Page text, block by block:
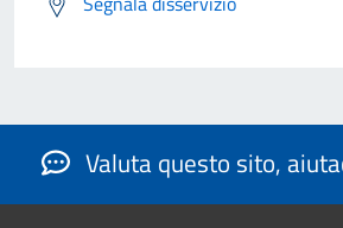
Valuta questo sito,